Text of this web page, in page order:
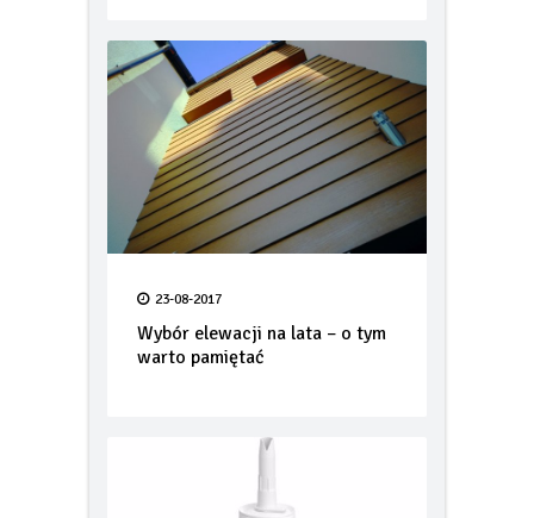
23-08-2017
Wybór elewacji na lata – o tym